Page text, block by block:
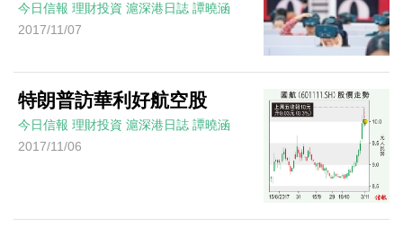
今日信報 理財投資 滬深港日誌 譚曉涵
2017/11/07
特朗普訪華利好航空股
今日信報 理財投資 滬深港日誌 譚曉涵
2017/11/06